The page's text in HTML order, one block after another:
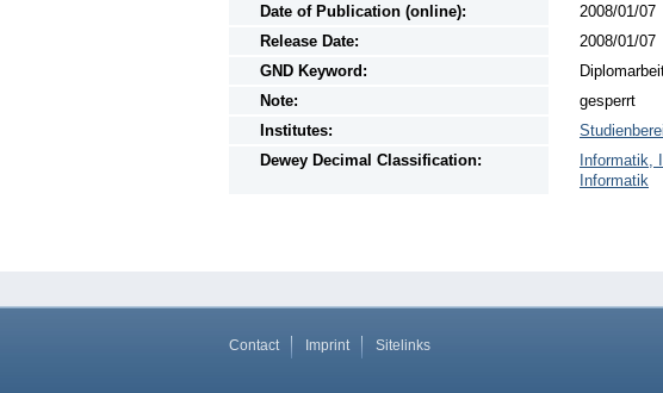
Date of Publication (online):
2008/01/07
Release Date:
2008/01/07
GND Keyword:
Note:
gesperrt
Institutes:
Dewey Decimal Classification:
Informatik,
Informatik
Contact Imprint Sitelinks